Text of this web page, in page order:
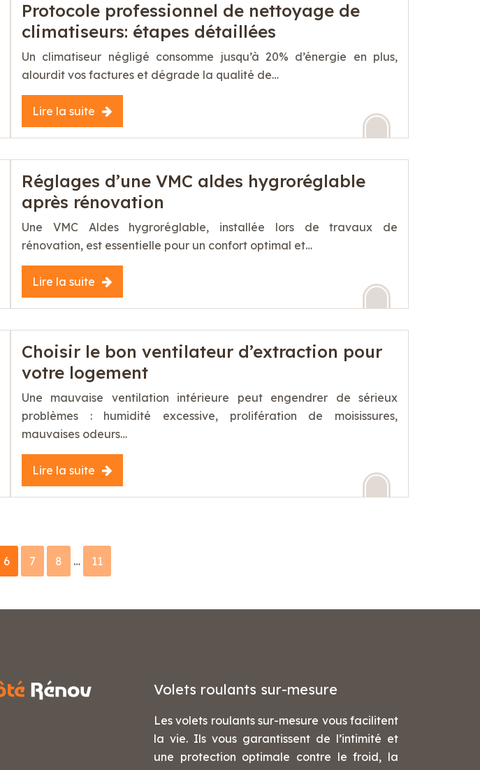
Protocole professionnel de nettoyage de
climatiseurs: étapes détaillées
Un climatiseur négligé consomme jusqu’à 20% d’énergie en plus,
alourdit vos factures et dégrade la qualité de…
Lire la suite
Réglages d’une VMC aldes hygroréglable
après rénovation
Une VMC Aldes hygroréglable, installée lors de travaux de
rénovation, est essentielle pour un confort optimal et…
Lire la suite
Choisir le bon ventilateur d’extraction pour
votre logement
Une mauvaise ventilation intérieure peut engendrer de sérieux
problèmes : humidité excessive, prolifération de moisissures,
mauvaises odeurs…
Lire la suite
6 7 8 … 11
Volets roulants sur-mesure
Les volets roulants sur-mesure vous facilitent
la vie. Ils vous garantissent de l’intimité et
une protection optimale contre le froid, la